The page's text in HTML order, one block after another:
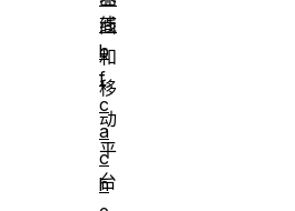
面
和
移
动
平
台
线
b
f
c
a
c
h